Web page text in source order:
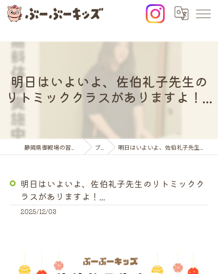
明日はいよいよ、佐伯礼子先生の
リトミッククラスがありますよ！...
ブログ 明日はいよいよ、佐伯礼子先生のリトミッククラスがありますよ！...
明日はいよいよ、佐伯礼子先生のリトミックク
ラスがありますよ！...
2025/12/03